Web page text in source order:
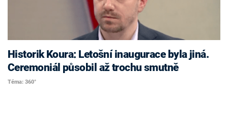
Historik Koura: Letošní inaugurace byla jiná.
Ceremoniál působil až trochu smutně
Téma: 360°